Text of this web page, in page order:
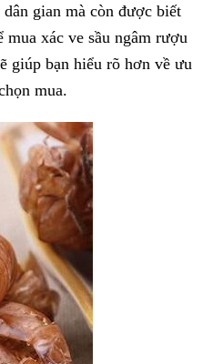
gian mà còn được biết
xác ve sầu ngâm rượu
giúp bạn hiểu rõ hơn về ưu
mua.